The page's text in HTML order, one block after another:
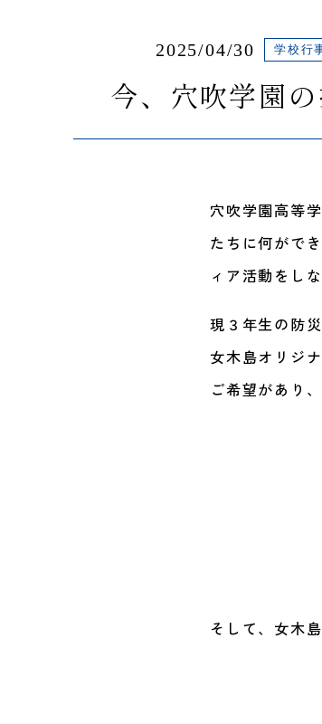
2025/04/30 学校行
今、穴吹学園
穴吹学園高等
たちに何がで
ィア活動をし
現３年生の防
女木島オリジ
ご希望があり
そして、女木